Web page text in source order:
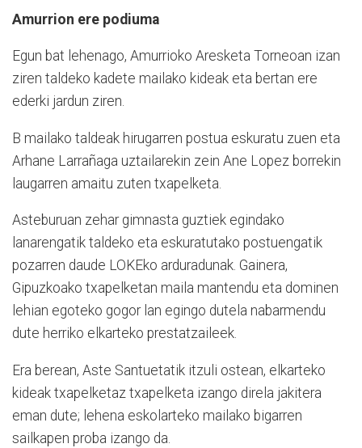
Amurrion ere podiuma
Egun bat lehenago, Amurrioko Aresketa Torneoan izan
ziren taldeko kadete mailako kideak eta bertan ere
ederki jardun ziren.
B mailako taldeak hirugarren postua eskuratu zuen eta
Arhane Larrañaga uztailarekin zein Ane Lopez borrekin
laugarren amaitu zuten txapelketa.
Asteburuan zehar gimnasta guztiek egindako
lanarengatik taldeko eta eskuratutako postuengatik
pozarren daude LOKEko arduradunak. Gainera,
Gipuzkoako txapelketan maila mantendu eta dominen
lehian egoteko gogor lan egingo dutela nabarmendu
dute herriko elkarteko prestatzaileek.
Era berean, Aste Santuetatik itzuli ostean, elkarteko
kideak txapelketaz txapelketa izango direla jakitera
eman dute; lehena eskolarteko mailako bigarren
sailkapen proba izango da.